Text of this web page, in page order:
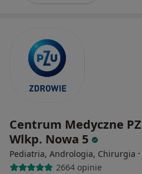
Centrum Medyczne
Wlkp. Nowa 5
Pediatria, Andrologia, Chirurgia ·
2664 opinie